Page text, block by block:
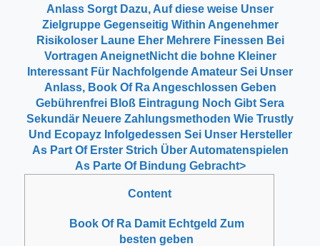
Anlass Sorgt Dazu, Auf diese weise Unser
Zielgruppe Gegenseitig Within Angenehmer
Risikoloser Laune Eher Mehrere Finessen Bei
Vortragen AneignetNicht die bohne Kleiner
Interessant Für Nachfolgende Amateur Sei Unser
Anlass, Book Of Ra Angeschlossen Geben
Gebührenfrei Bloß Eintragung Noch Gibt Sera
Sekundär Neuere Zahlungsmethoden Wie Trustly
Und Ecopayz Infolgedessen Sei Unser Hersteller
As Part Of Erster Strich Über Automatenspielen
As Parte Of Bindung Gebracht>
Content
Book Of Ra Damit Echtgeld Zum
besten geben